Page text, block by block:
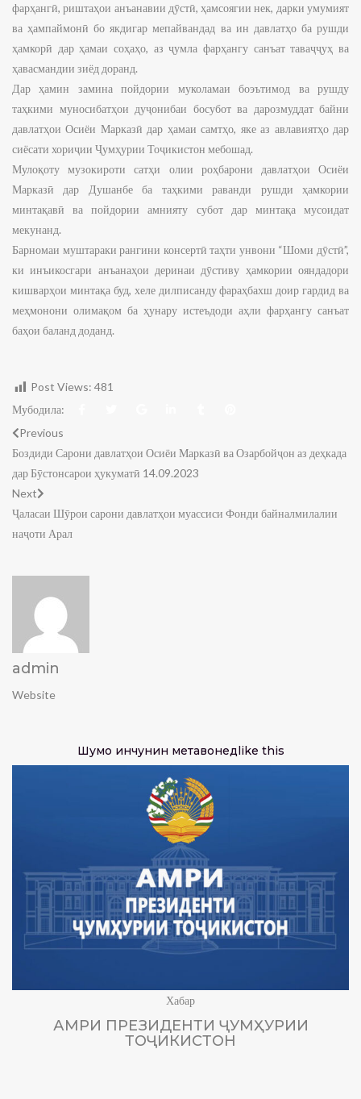
фарҳангӣ, риштаҳои анъанавии дӯстӣ, ҳамсоягии нек, дарки умумият
ва ҳампаймонӣ бо якдигар мепайвандад ва ин давлатҳо ба рушди
ҳамкорӣ дар ҳамаи соҳаҳо, аз ҷумла фарҳангу санъат таваҷҷуҳ ва
ҳавасмандии зиёд доранд.
Дар ҳамин замина пойдории муколамаи боэътимод ва рушду
таҳкими муносибатҳои дуҷонибаи босубот ва дарозмуддат байни
давлатҳои Осиёи Марказӣ дар ҳамаи самтҳо, яке аз авлавиятҳо дар
сиёсати хориҷии Ҷумҳурии Тоҷикистон мебошад.
Мулоқоту музокироти сатҳи олии роҳбарони давлатҳои Осиёи
Марказӣ дар Душанбе ба таҳкими раванди рушди ҳамкории
минтақавӣ ва пойдории амнияту субот дар минтақа мусоидат
мекунанд.
Барномаи муштараки рангини консертӣ таҳти унвони “Шоми дӯстӣ”,
ки инъикосгари анъанаҳои деринаи дӯстиву ҳамкории ояндадори
кишварҳои минтақа буд, хеле дилписанду фараҳбахш доир гардид ва
меҳмонони олимақом ба ҳунару истеъдоди аҳли фарҳангу санъат
баҳои баланд доданд.
Post Views: 481
Мубодила:
Previous
Боздиди Сарони давлатҳои Осиёи Марказӣ ва Озарбойҷон аз деҳкада
дар Бӯстонсарои ҳукуматӣ 14.09.2023
Next
Ҷаласаи Шӯрои сарони давлатҳои муассиси Фонди байналмилалии
наҷоти Арал
admin
Website
Шумо инчунин метавонедlike this
Хабар
АМРИ ПРЕЗИДЕНТИ ҶУМҲУРИИ
ТОҶИКИСТОН